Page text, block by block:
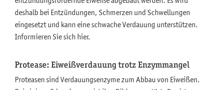
deshalb bei Entzündungen, Schmerzen und Schwellungen
eingesetzt und kann eine schwache Verdauung unterstützen.
Informieren Sie sich hier.
Protease: Eiweißverdauung trotz Enzymmangel
Proteasen sind Verdauungsenzyme zum Abbau von Eiweißen.